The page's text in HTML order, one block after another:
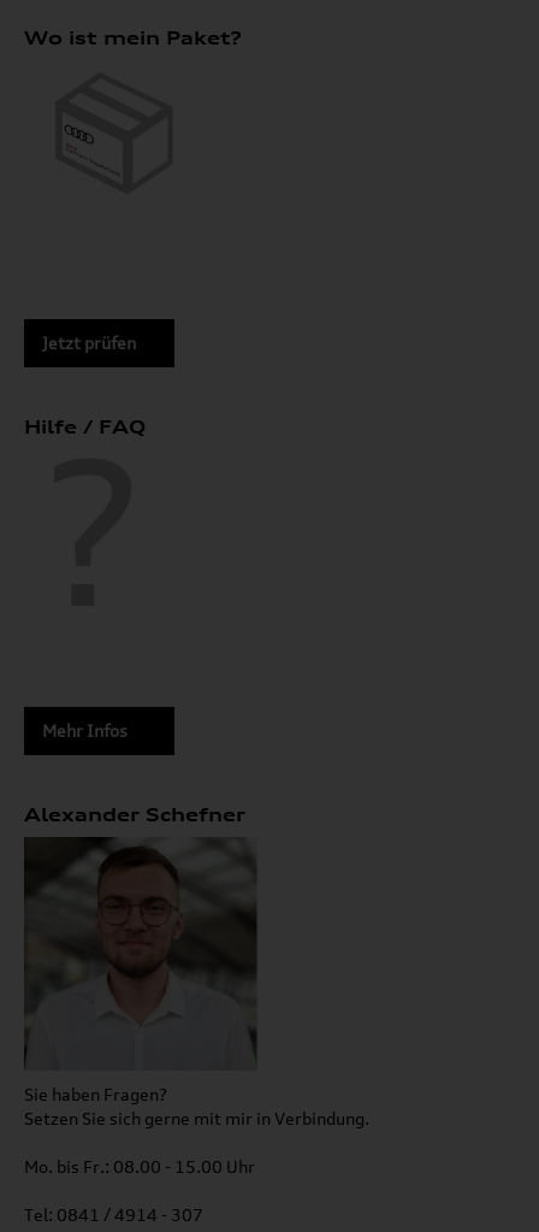
Wo ist mein Paket?
Jetzt prüfen
Hilfe / FAQ
Mehr Infos
Alexander Schefner
Sie haben Fragen?
Setzen Sie sich gerne mit mir in Verbindung.
Mo. bis Fr.: 08.00 - 15.00 Uhr
Tel: 0841 / 4914 - 307